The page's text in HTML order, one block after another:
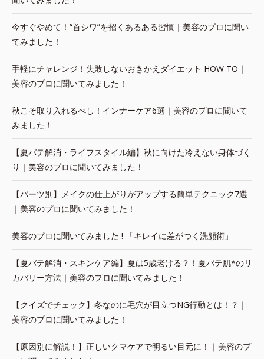
今すぐやめて！“首シワ”を招くあるある習慣｜美容のプロに聞い
てみました！
手軽にチャレンジ！失敗しないおきかえダイエット HOW TO｜
美容のプロに聞いてみました！
秋こそ取り入れるべし！インナーケア6選｜美容のプロに聞いて
みました！
【夏バテ解消・ライフスタイル編】秋に向けた冷えない身体づく
り｜美容のプロに聞いてみました！
【パーツ別】メイクの仕上がりがアップする簡単テクニック7選
｜美容のプロに聞いてみました！
美容のプロに聞いてみました ! 「キレイに差がつく洗顔術」
【夏バテ解消・スキンケア編】夏は5歳老ける？！夏バテ肌*のリ
カバリー方法｜美容のプロに聞いてみました！
【クイズでチェック】冬なのに毛穴が目立つNG行動とは！？｜
美容のプロに聞いてみました！
【原因別に解説！】正しいクマケアで明るい目元に！｜美容のプ